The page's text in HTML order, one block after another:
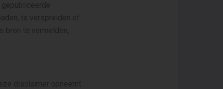
te verspreiden of
bron te vermelden,
disclaimer opneemt